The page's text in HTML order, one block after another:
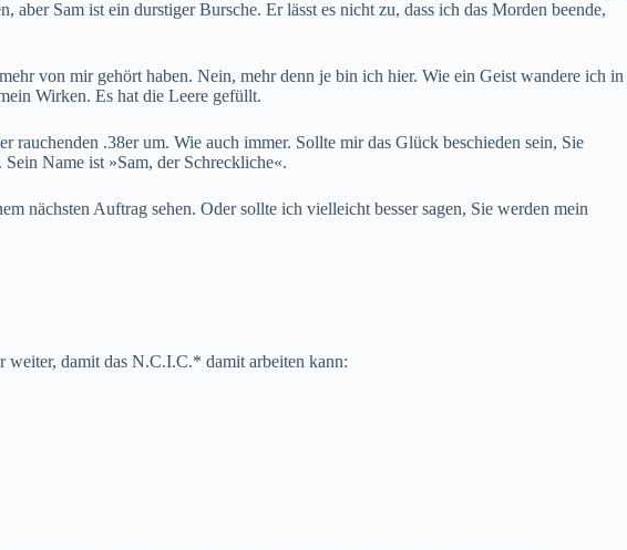
aber Sam ist ein durstiger Bursche. Er lässt es nicht zu, dass ich das Morden beende,
von mir gehört haben. Nein, mehr denn je bin ich hier. Wie ein Geist wandere ich in
Wirken. Es hat die Leere gefüllt.
.38er um. Wie auch immer. Sollte mir das Glück beschieden sein, Sie
Name ist »Sam, der Schreckliche«.
nächsten Auftrag sehen. Oder sollte ich vielleicht besser sagen, Sie werden mein
weiter, damit das N.C.I.C.* damit arbeiten kann: